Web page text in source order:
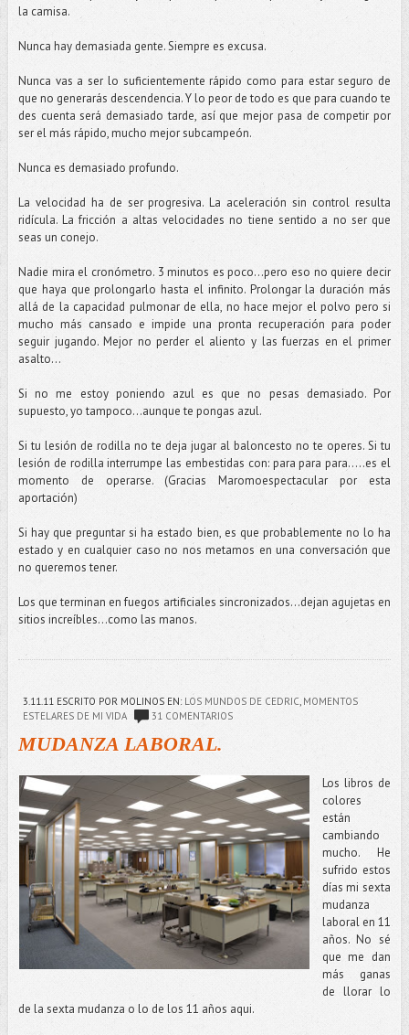
la camisa.
Nunca hay demasiada gente. Siempre es excusa.
Nunca vas a ser lo suficientemente rápido como para estar seguro de
que no generarás descendencia. Y lo peor de todo es que para cuando te
des cuenta será demasiado tarde, así que mejor pasa de competir por
ser el más rápido, mucho mejor subcampeón.
Nunca es demasiado profundo.
La velocidad ha de ser progresiva. La aceleración sin control resulta
ridícula. La fricción a altas velocidades no tiene sentido a no ser que
seas un conejo.
Nadie mira el cronómetro. 3 minutos es poco...pero eso no quiere decir
que haya que prolongarlo hasta el infinito. Prolongar la duración más
allá de la capacidad pulmonar de ella, no hace mejor el polvo pero si
mucho más cansado e impide una pronta recuperación para poder
seguir jugando. Mejor no perder el aliento y las fuerzas en el primer
asalto...
Si no me estoy poniendo azul es que no pesas demasiado. Por
supuesto, yo tampoco...aunque te pongas azul.
Si tu lesión de rodilla no te deja jugar al baloncesto no te operes. Si tu
lesión de rodilla interrumpe las embestidas con: para para para…..es el
momento de operarse. (Gracias Maromoespectacular por esta
aportación)
Si hay que preguntar si ha estado bien, es que probablemente no lo ha
estado y en cualquier caso no nos metamos en una conversación que
no queremos tener.
Los que terminan en fuegos artificiales sincronizados...dejan agujetas en
sitios increíbles…como las manos.
3.11.11 ESCRITO POR MOLINOS EN: LOS MUNDOS DE CEDRIC MOMENTOS
ESTELARES DE MI VIDA
31 COMENTARIOS
MUDANZA LABORAL.
Los libros de
colores
están
cambiando
mucho. He
sufrido estos
días mi sexta
mudanza
laboral en 11
años. No sé
que me dan
más ganas
de llorar lo
de la sexta mudanza o lo de los 11 años aqui.